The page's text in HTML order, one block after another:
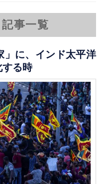
記事一覧
」に、インド太平洋
する時